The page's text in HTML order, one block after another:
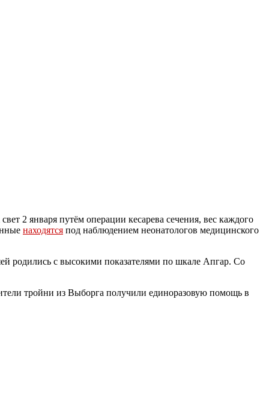
2 января путём операции кесарева сечения, вес каждого
находятся под наблюдением неонатологов медицинского
родились с высокими показателями по шкале Апгар. Со
тройни из Выборга получили единоразовую помощь в